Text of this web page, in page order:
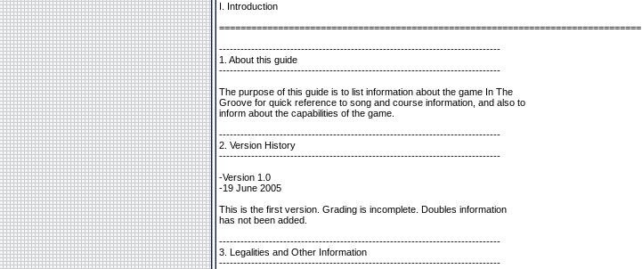
I. Introduction
===============================================================================
-------------------------------------------------------------------------------
1. About this guide
-------------------------------------------------------------------------------
The purpose of this guide is to list information about the game In The
Groove for quick reference to song and course information, and also to
inform about the capabilities of the game.
-------------------------------------------------------------------------------
2. Version History
-------------------------------------------------------------------------------
-Version 1.0
-19 June 2005
This is the first version. Grading is incomplete. Doubles information
has not been added.
-------------------------------------------------------------------------------
3. Legalities and Other Information
-------------------------------------------------------------------------------